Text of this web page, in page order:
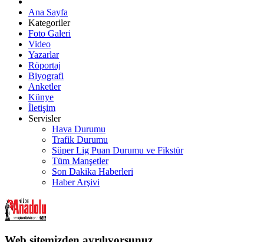
Ana Sayfa
Kategoriler
Foto Galeri
Video
Yazarlar
Röportaj
Biyografi
Anketler
Künye
İletişim
Servisler
Hava Durumu
Trafik Durumu
Süper Lig Puan Durumu ve Fikstür
Tüm Manşetler
Son Dakika Haberleri
Haber Arşivi